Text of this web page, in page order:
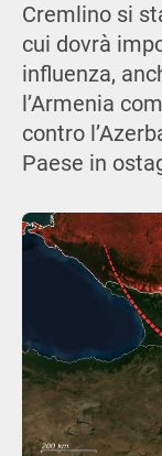
Cremlino si
cui dovrà
influenza,
l’Armenia
contro
Paese in